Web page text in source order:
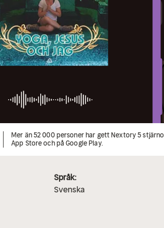
Mer än 52 000 personer har gett Nextory 5
App Store och på Google Play.
Språk:
Svenska